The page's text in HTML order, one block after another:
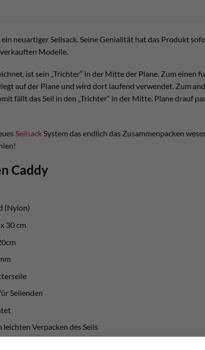
neuartiger Seilsack. Seine Genialität hat das Produkt
Modelle.
ist sein „Trichter“ in der Mitte der Plane. Zum einen
liegt auf der Plane und wird dort laufend verwendet. Zum
fällt das Seil in den „Trichter“ in der Mitte. Plane drauf
SeilsackSystem das endlich das Zusammenpacken
Caddy
(Nylon)
30 cm
Seilenden
leichten Verpacken des Seils